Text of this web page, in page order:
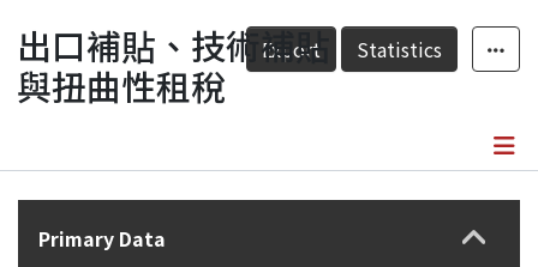
Fundings & Projects
Researchers
Statistics
Export Statistics
出口補貼、技術補貼
與扭曲性租稅
Details
Primary Data